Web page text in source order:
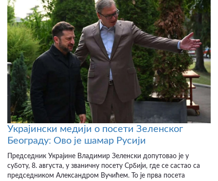
Украјински медији о посети Зеленског
Београду: Ово је шамар Русији
Председник Украјине Владимир Зеленски допутовао је у
суботу, 8. августа, у званичну посету Србији, где се састао са
председником Александром Вучићем. То је прва посета